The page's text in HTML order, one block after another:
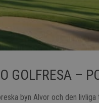
GOLFRESA –
byn Alvor och den